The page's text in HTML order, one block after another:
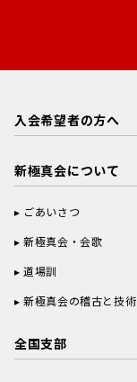
入会希望者の方へ
新極真会について
ごあいさつ
新極真会・会歌
道場訓
新極真会の稽古と技術
全国支部